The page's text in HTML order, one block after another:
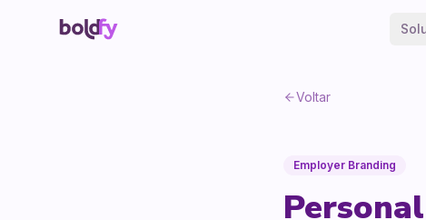
Voltar
Employer Branding